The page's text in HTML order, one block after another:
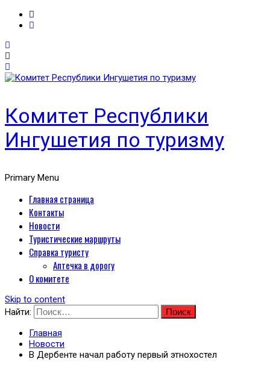
Комитет Республики
Ингушетия по туризму
Primary Menu
Главная страница
Контакты
Новости
Туристические маршруты
Справка туристу
Аптечка в дорогу
О комитете
Skip to content
Найти:
Главная
Новости
В Дербенте начал работу первый этнохостел